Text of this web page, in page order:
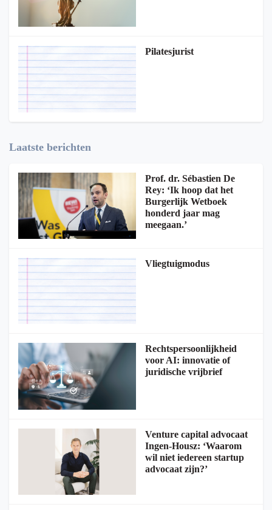
Pilatesjurist
Laatste berichten
Prof. dr. Sébastien De
Rey: ‘Ik hoop dat het
Burgerlijk Wetboek
honderd jaar mag
meegaan.’
Vliegtuigmodus
Rechtspersoonlijkheid
voor AI: innovatie of
juridische vrijbrief
Venture capital advocaat
Ingen-Housz: ‘Waarom
wil niet iedereen startup
advocaat zijn?’